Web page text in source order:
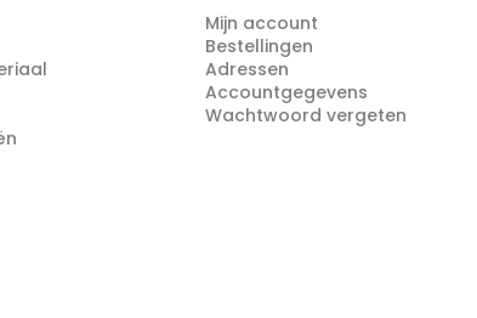
Mijn account
Bestellingen
Adressen
Accountgegevens
Wachtwoord vergeten